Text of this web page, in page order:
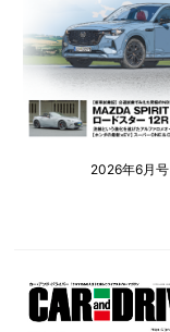
2026年6月号